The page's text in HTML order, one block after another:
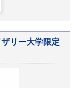
リー大学限定